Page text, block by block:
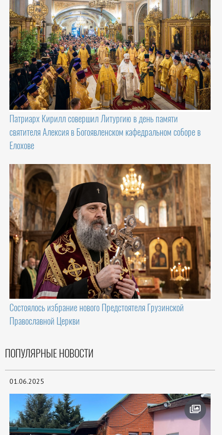
Патриарх Кирилл совершил Литургию в день памяти
святителя Алексия в Богоявленском кафедральном соборе в
Елохове
Состоялось избрание нового Предстоятеля Грузинской
Православной Церкви
ПОПУЛЯРНЫЕ НОВОСТИ
01.06.2025